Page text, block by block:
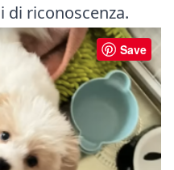
di riconoscenza.
Save